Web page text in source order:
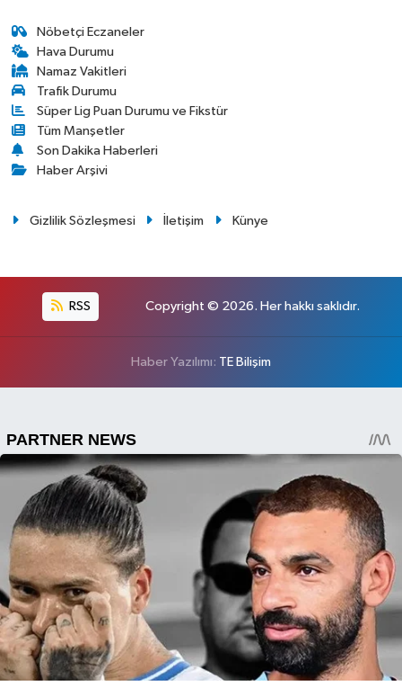
Nöbetçi Eczaneler
Hava Durumu
Namaz Vakitleri
Trafik Durumu
Süper Lig Puan Durumu ve Fikstür
Tüm Manşetler
Son Dakika Haberleri
Haber Arşivi
Gizlilik Sözleşmesi İletişim Künye
RSS Copyright © 2026. Her hakkı saklıdır.
Haber Yazılımı: TE Bilişim